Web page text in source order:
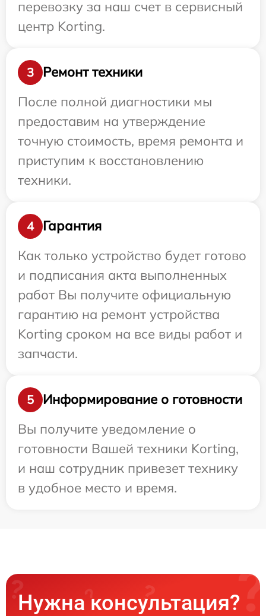
перевозку за наш счет в сервисный
центр Korting.
3
Ремонт техники
После полной диагностики мы
предоставим на утверждение
точную стоимость, время ремонта и
приступим к восстановлению
техники.
4
Гарантия
Как только устройство будет готово
и подписания акта выполненных
работ Вы получите официальную
гарантию на ремонт устройства
Korting сроком на все виды работ и
запчасти.
5
Информирование о готовности
Вы получите уведомление о
готовности Вашей техники Korting,
и наш сотрудник привезет технику
в удобное место и время.
Нужна консультация?